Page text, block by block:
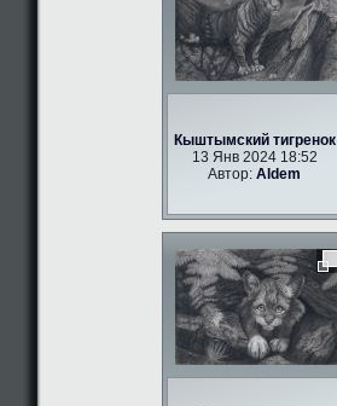
Кыштымский тигренок
13 Янв 2024 18:52
Автор:Aldem